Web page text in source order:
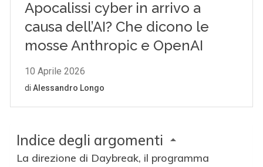
Indice degli argomenti
La direzione di Daybreak, il programma